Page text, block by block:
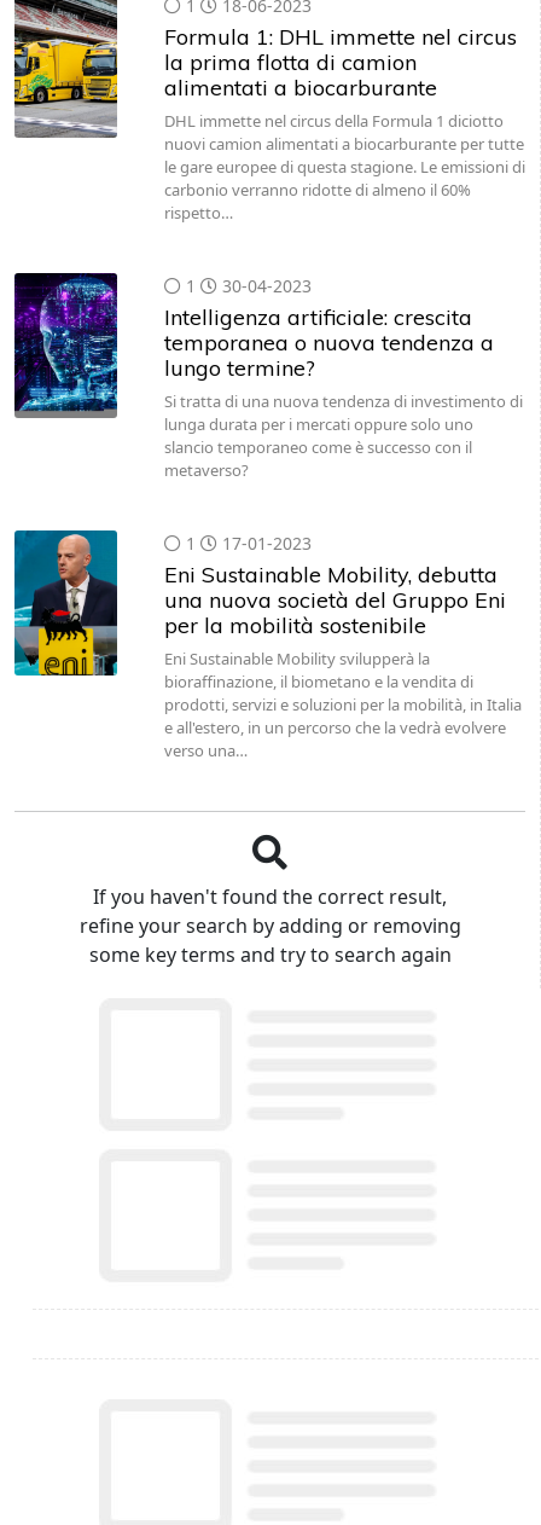
1 18-06-2023
Formula 1: DHL immette nel circus
la prima flotta di camion
alimentati a biocarburante
DHL immette nel circus della Formula 1 diciotto
nuovi camion alimentati a biocarburante per tutte
le gare europee di questa stagione. Le emissioni di
carbonio verranno ridotte di almeno il 60%
rispetto…
1 30-04-2023
Intelligenza artificiale: crescita
temporanea o nuova tendenza a
lungo termine?
Si tratta di una nuova tendenza di investimento di
lunga durata per i mercati oppure solo uno
slancio temporaneo come è successo con il
metaverso?
1 17-01-2023
Eni Sustainable Mobility, debutta
una nuova società del Gruppo Eni
per la mobilità sostenibile
Eni Sustainable Mobility svilupperà la
bioraffinazione, il biometano e la vendita di
prodotti, servizi e soluzioni per la mobilità, in Italia
e all'estero, in un percorso che la vedrà evolvere
verso una…
If you haven't found the correct result,
refine your search by adding or removing
some key terms and try to search again